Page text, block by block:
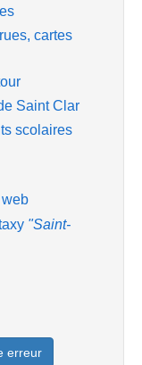
cartes
Saint Clar
scolaires
"Saint-
erreur